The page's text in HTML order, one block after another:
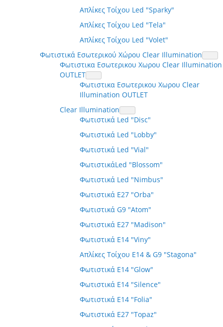
Απλίκες Τοίχου Led "Sparky"
Απλίκες Τοίχου Led "Tela"
Απλίκες Τοίχου Led "Volet"
Φωτιστικά Εσωτερικού Χώρου Clear Illumination
Φωτιστικα Εσωτερικου Χωρου Clear Illumination
OUTLET
Φωτιστικα Εσωτερικου Χωρου Clear
Illumination OUTLET
Clear Illumination
Φωτιστικά Led "Disc"
Φωτιστικά Led "Lobby"
Φωτιστικά Led "Vial"
ΦωτιστικάLed "Blossom"
Φωτιστικά Led "Nimbus"
Φωτιστικά E27 "Orba"
Φωτιστικά G9 "Atom"
Φωτιστικά E27 "Madison"
Φωτιστικά E14 "Viny"
Απλίκες Τοίχου E14 & G9 "Stagona"
Φωτιστικά E14 "Glow"
Φωτιστικά E14 "Silence"
Φωτιστικά E14 "Folia"
Φωτιστικά E27 "Topaz"